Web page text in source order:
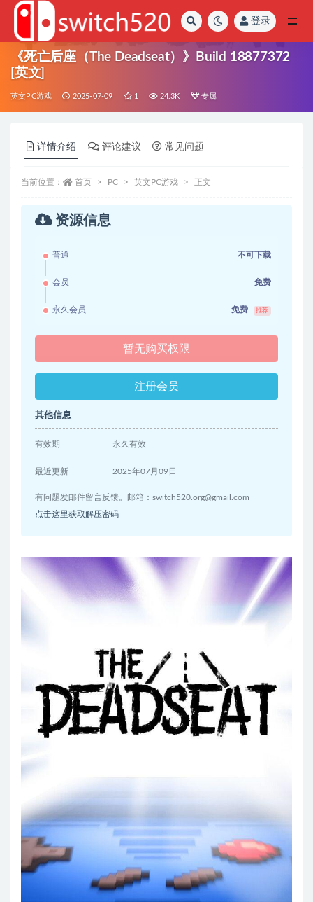
登录
《死亡后座（The Deadseat）》Build 18877372
[英文]
英文PC游戏 2025-07-09 1 24.3K 专属
详情介绍 评论建议 常见问题
当前位置： 首页 PC 英文PC游戏 正文
资源信息
普通 不可下载
会员 免费
永久会员 免费 推荐
暂无购买权限
注册会员
其他信息
有效期 永久有效
最近更新 2025年07月09日
有问题发邮件留言反馈。邮箱： switch520.org@gmail.com
点击这里获取解压密码